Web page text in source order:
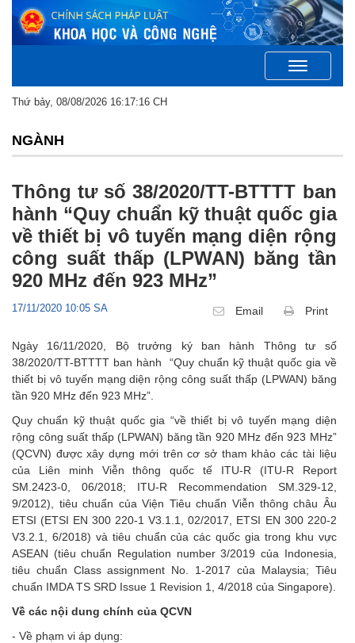
Toggle
navigation
Thứ bảy, 08/08/2026 16:17:16 CH
NGÀNH
Thông tư số 38/2020/TT-BTTTT ban
hành “Quy chuẩn kỹ thuật quốc gia
về thiết bị vô tuyến mạng diện rộng
công suất thấp (LPWAN) băng tần
920 MHz đến 923 MHz”
17/11/2020 10:05 SA Email Print
Ngày 16/11/2020, Bộ trưởng ký ban hành Thông tư số
38/2020/TT-BTTTT ban hành “Quy chuẩn kỹ thuật quốc gia về
thiết bị vô tuyến mạng diện rộng công suất thấp (LPWAN) băng
tần 920 MHz đến 923 MHz”.
Quy chuẩn kỹ thuật quốc gia “về thiết bị vô tuyến mạng diện
rộng công suất thấp (LPWAN) băng tần 920 MHz đến 923 MHz”
(QCVN) được xây dựng mới trên cơ sở tham khảo các tài liệu
của Liên minh Viễn thông quốc tế ITU-R (ITU-R Report
SM.2423-0, 06/2018; ITU-R Recommendation SM.329-12,
9/2012), tiêu chuẩn của Viện Tiêu chuẩn Viễn thông châu Âu
ETSI (ETSI EN 300 220-1 V3.1.1, 02/2017, ETSI EN 300 220-2
V3.2.1, 6/2018) và tiêu chuẩn của các quốc gia trong khu vực
ASEAN (tiêu chuẩn Regulation number 3/2019 của Indonesia,
tiêu chuẩn Class assignment No. 1-2017 của Malaysia; Tiêu
chuẩn IMDA TS SRD Issue 1 Revision 1, 4/2018 của Singapore).
Về các nội dung chính của QCVN
- Về phạm vi áp dụng: